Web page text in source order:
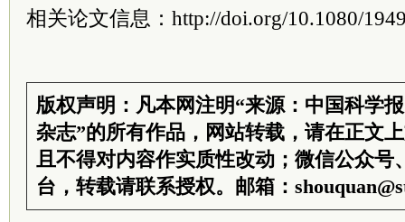
相关论文信息：http://doi.org/10.1080/
版权声明：凡本网注明“来源：中国科学
杂志”的所有作品，网站转载，请在正文
且不得对内容作实质性改动；微信公众号
台，转载请联系授权。邮箱：